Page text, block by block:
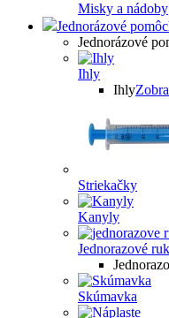
Misky a nádoby
Jednorázové
Jednorázové
Ihly
Ihly
Striekačky
Kanyly
Jednorazové
Skúmavka